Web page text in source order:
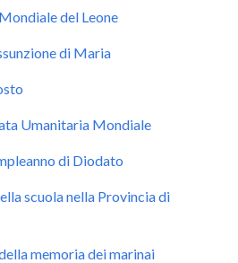
del Leone
di Maria
Umanitaria Mondiale
di Diodato
scuola nella Provincia di
memoria dei marinai